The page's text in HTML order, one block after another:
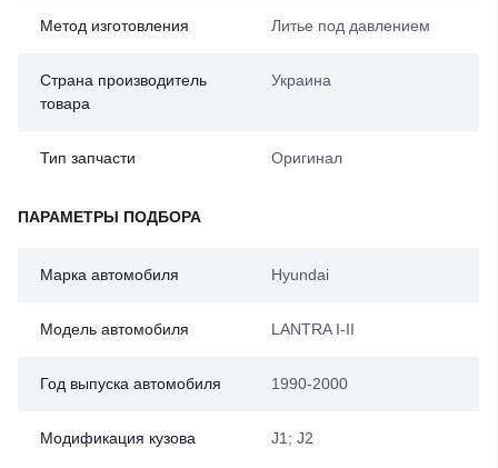
Метод изготовления Литье под давлением
Страна производитель
товара
Украина
Тип запчасти Оригинал
ПАРАМЕТРЫ ПОДБОРА
Марка автомобиля Hyundai
Модель автомобиля LANTRA I-II
Год выпуска автомобиля 1990-2000
Модификация кузова J1; J2